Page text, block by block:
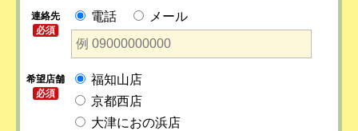
連絡先
必須
電話 メール
希望店舗
必須
福知山店
京都西店
大津におの浜店